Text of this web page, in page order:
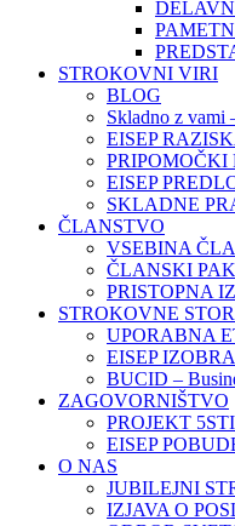
STROKOVNI VIRI
BLOG
Skladno z vami
EISEP
EISEP
SKLADNE
ČLANSTVO
VSEBINA
ČLANSKI
PRISTOPNA
STROKOVNE
UPORABNA
EISEP
BUCID –
ZAGOVORNIŠTVO
PROJEKT
EISEP
O NAS
JUBILEJNI
IZJAVA O